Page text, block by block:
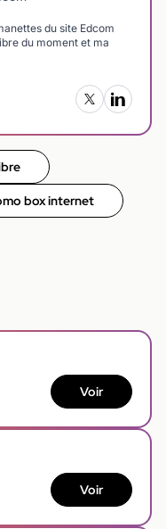
du site Edcom
du moment et ma
box internet
Voir
Voir